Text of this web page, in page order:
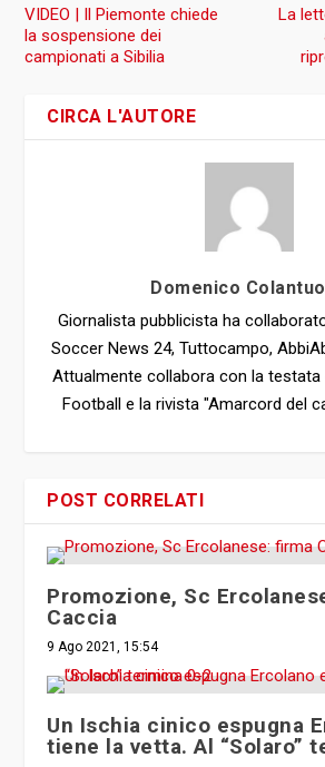
VIDEO | Il Piemonte chiede
la sospensione dei
campionati a Sibilia
La
CIRCA L'AUTORE
Domenico
Giornalista pubblicista ha
Soccer News 24, Tuttocampo,
Attualmente collabora con la testata
Football e la rivista "Amarcord del
POST CORRELATI
Promozione, Sc
Caccia
9 Ago 2021, 15:54
Un Ischia cinico espugna
tiene la vetta. Al “Solaro”